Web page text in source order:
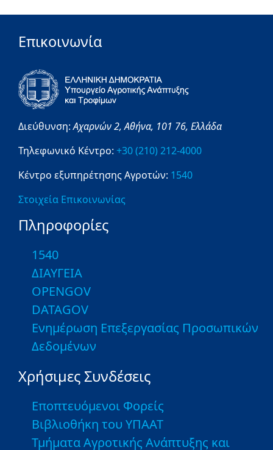
Επικοινωνία
Διεύθυνση:Αχαρνών 2,Αθήνα, 101 76, Ελλάδα
Τηλεφωνικό Κέντρο: +30 (210) 212-4000
Κέντρο εξυπηρέτησης Αγροτών: 1540
Στοιχεία Επικοινωνίας
Πληροφορίες
1540
ΔΙΑΥΓΕΙΑ
OPENGOV
DATAGOV
Ενημέρωση Επεξεργασίας Προσωπικών
Δεδομένων
Χρήσιμες Συνδέσεις
Εποπτευόμενοι Φορείς
Βιβλιοθήκη του ΥΠΑΑΤ
Τμήματα Αγροτικής Ανάπτυξης και